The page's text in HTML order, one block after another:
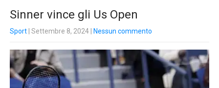
Sinner vince gli Us Open
Sport | Settembre 8, 2024 Nessun commento